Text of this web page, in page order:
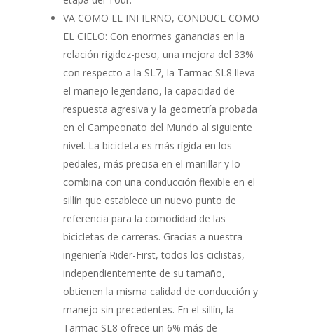
VA COMO EL INFIERNO, CONDUCE COMO
EL CIELO: Con enormes ganancias en la
relación rigidez-peso, una mejora del 33%
con respecto a la SL7, la Tarmac SL8 lleva
el manejo legendario, la capacidad de
respuesta agresiva y la geometría probada
en el Campeonato del Mundo al siguiente
nivel. La bicicleta es más rígida en los
pedales, más precisa en el manillar y lo
combina con una conducción flexible en el
sillín que establece un nuevo punto de
referencia para la comodidad de las
bicicletas de carreras. Gracias a nuestra
ingeniería Rider-First, todos los ciclistas,
independientemente de su tamaño,
obtienen la misma calidad de conducción y
manejo sin precedentes. En el sillín, la
Tarmac SL8 ofrece un 6% más de